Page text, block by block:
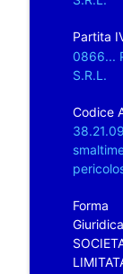
Partita
0866...
S.R.L.
Codice
Forma
Giuridica